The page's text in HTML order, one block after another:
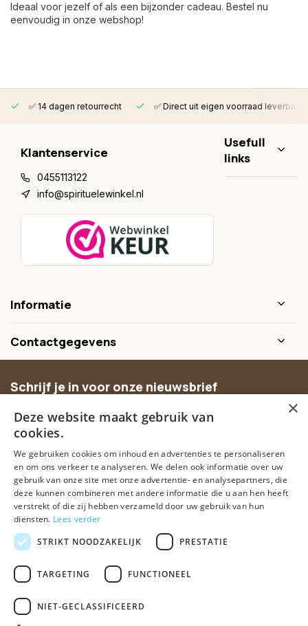
Ideaal voor jezelf of als een bijzonder cadeau. Bestel nu
eenvoudig in onze webshop!
✅ 14 dagen retourrecht ✅ Direct uit eigen voorraad leverbaar
Klantenservice
0455113122
info@spirituelewinkel.nl
Usefull
links
Informatie
Contactgegevens
Schrijf je in voor onze nieuwsbrief
aanbiedingen.
Abonneer
Algemene voorwaarden Disclaimer
© Spirituele winkel • Sinds 2006 • Dé vertrouwde spirituele webshop
×
Deze website maakt gebruik van
cookies.
We gebruiken cookies om inhoud en advertenties te personaliseren
en om ons verkeer te analyseren. We delen ook informatie over uw
gebruik van onze site met onze advertentie- en analysepartners, die
deze kunnen combineren met andere informatie die u aan hen heeft
verstrekt of die zij hebben verzameld door uw gebruik van hun
diensten. Lees verder
STRIKT NOODZAKELIJK
PRESTATIE
TARGETING FUNCTIONEEL
NIET-GECLASSIFICEERD